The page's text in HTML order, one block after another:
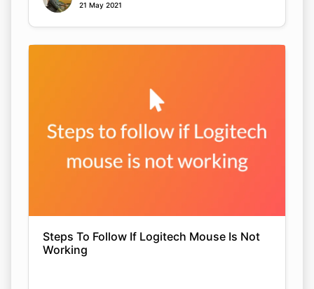
21 May 2021
Steps To Follow If Logitech Mouse Is Not
Working